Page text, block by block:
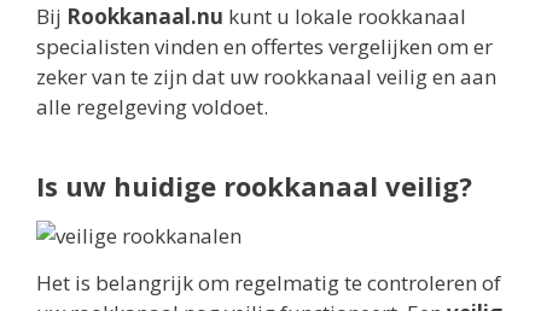
Bij Rookkanaal.nu kunt u lokale rookkanaal
specialisten vinden en offertes vergelijken om er
zeker van te zijn dat uw rookkanaal veilig en aan
alle regelgeving voldoet.
Is uw huidige rookkanaal veilig?
Het is belangrijk om regelmatig te controleren of